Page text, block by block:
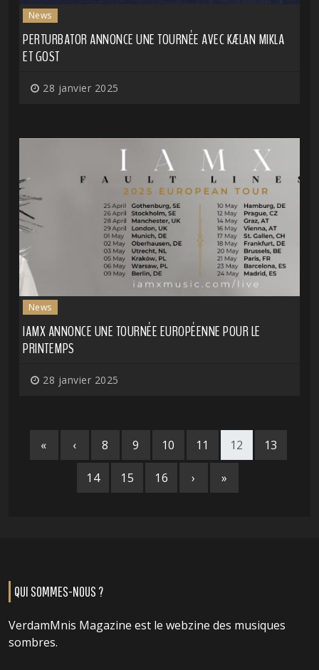
News
PERTURBATOR ANNONCE UNE TOURNÉE AVEC KÆLAN MIKLA
ET GOST
28 janvier 2025
News
IAMX ANNONCE UNE TOURNÉE EUROPÉENNE POUR LE
PRINTEMPS
28 janvier 2025
« ‹ 8 9 10 11 12 13
14 15 16 › »
QUI SOMMES-NOUS ?
VerdamMnis Magazine est le webzine des musiques
sombres.